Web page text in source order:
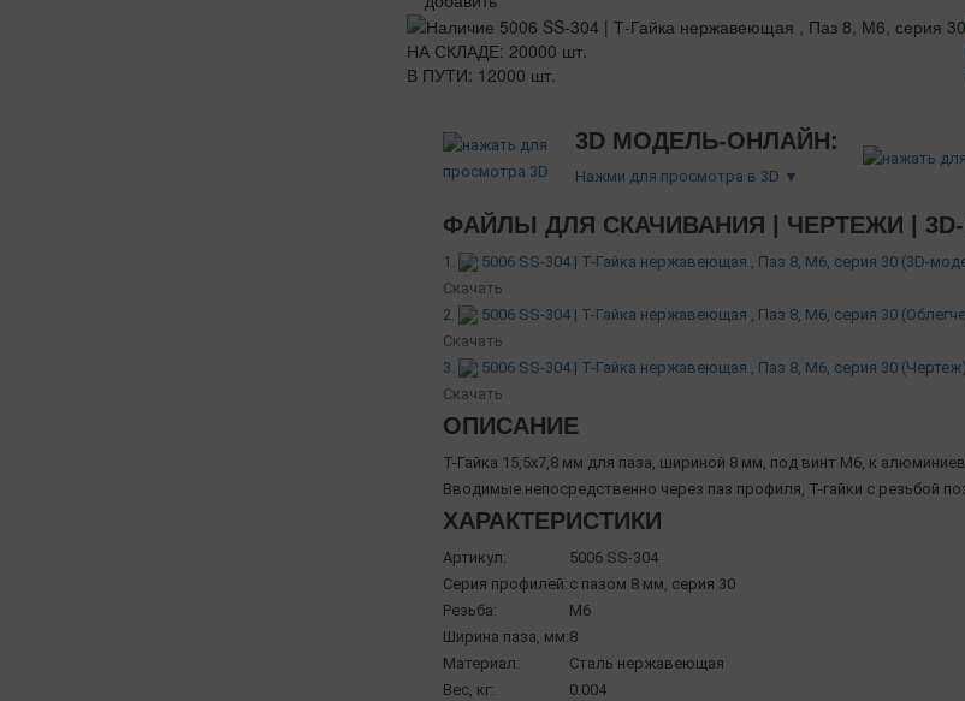
НА СКЛАДЕ: 20000 шт.
В ПУТИ: 12000 шт.
3D МОДЕЛЬ-ОНЛАЙН:
Нажми для просмотра в 3D ▼
ФАЙЛЫ ДЛЯ СКАЧИВАНИЯ | ЧЕРТЕЖИ |
1.
5006 SS-304 | Т-Гайка нержавеющая , Паз 8, М6, серия 30 (3D-
Скачать
2.
5006 SS-304 | Т-Гайка нержавеющая , Паз 8, М6, серия 30
Скачать
3.
5006 SS-304 | Т-Гайка нержавеющая , Паз 8, М6, серия 30
Скачать
ОПИСАНИЕ
Т-Гайка 15,5х7,8 мм для паза, шириной 8 мм, под винт М6, к
Вводимые непосредственно через паз профиля, Т-гайки с резьбой
ХАРАКТЕРИСТИКИ
Артикул:
5006 SS-304
Серия профилей: с пазом 8 мм, серия 30
Резьба:
М6
Ширина паза, мм:8
Материал:
Сталь нержавеющая
Вес, кг:
0.004